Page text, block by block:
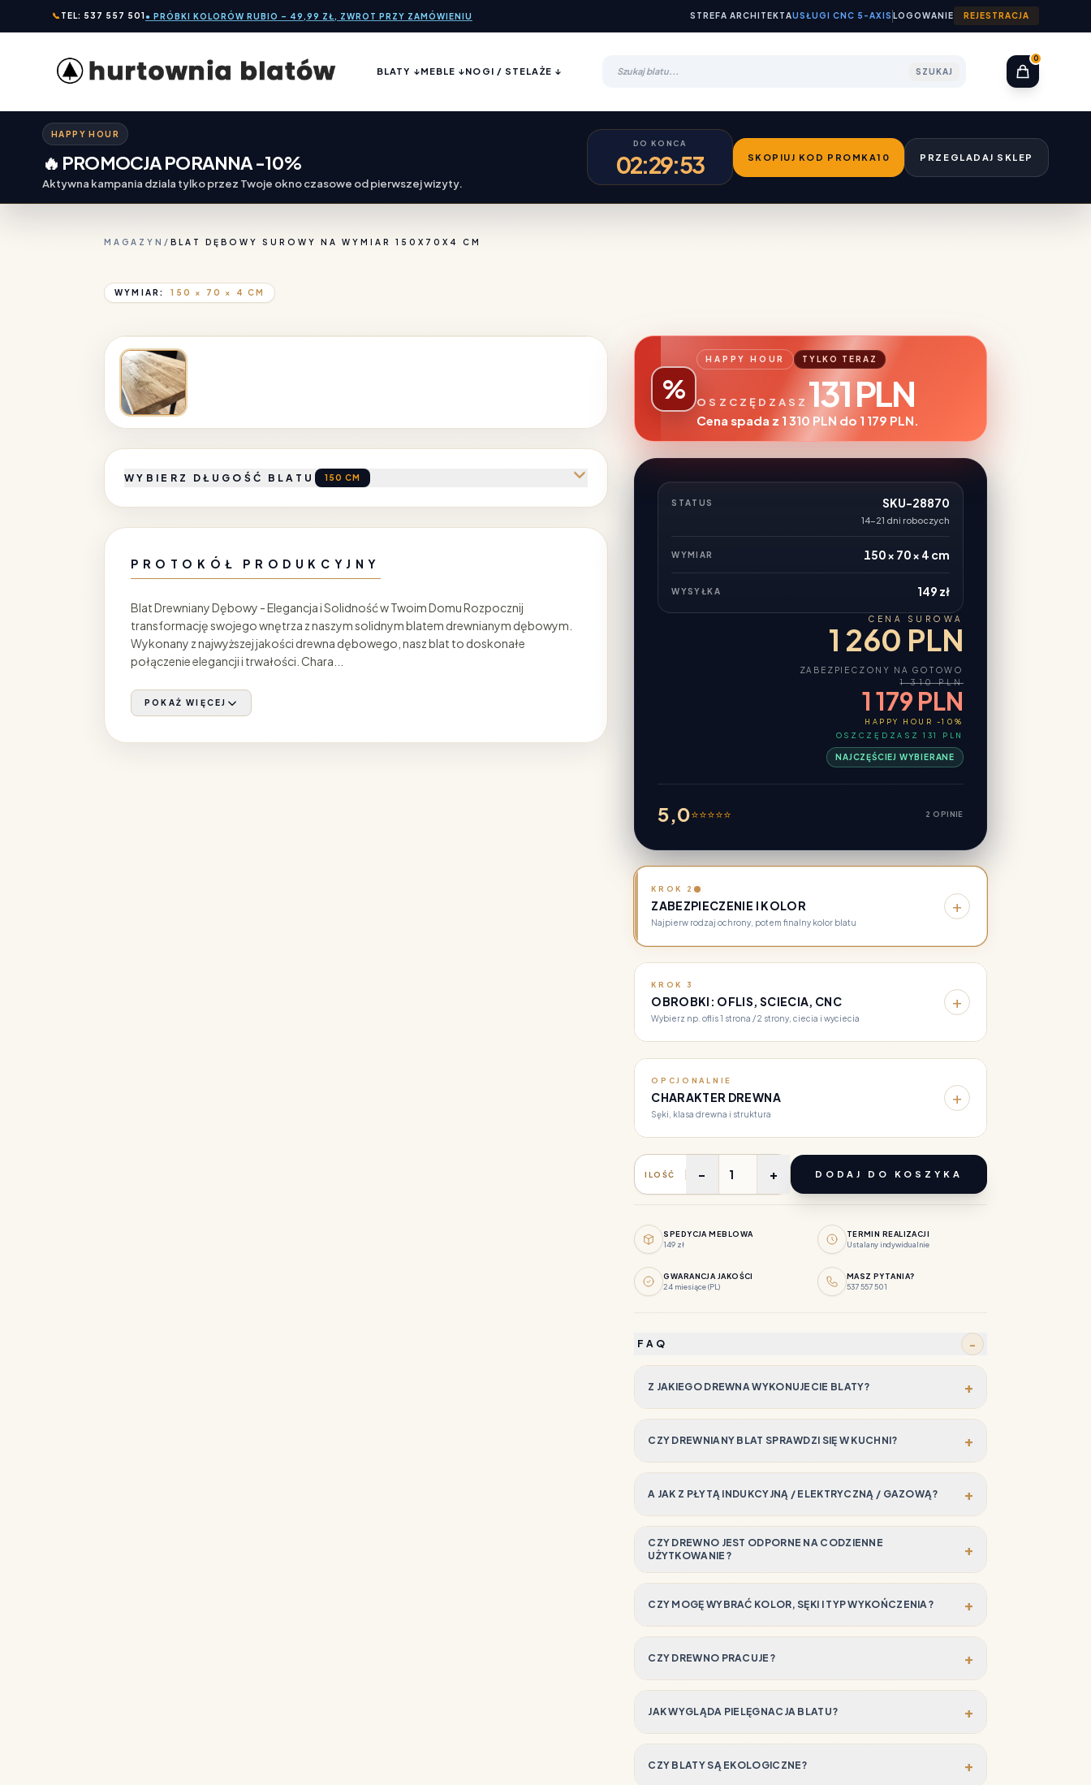
📞 TEL: 537 557 501 ● PRÓBKI KOLORÓW RUBIO – 49,99 ZŁ, ZWROT PRZY ZAMÓWIENIU STREFA ARCHITEKTAUSŁUGI CNC 5-AXIS LOGOWANIE REJESTRACJA
BLATY ↓MEBLE ↓NOGI / STELAŻE ↓ SZUKAJ
0
HAPPY HOUR
🔥 PROMOCJA PORANNA -10%
Aktywna kampania dziala tylko przez Twoje okno czasowe od pierwszej wizyty.
DO KONCA
02:29:52 SKOPIUJ KOD PROMKA10 PRZEGLADAJ SKLEP
MAGAZYN / BLAT DĘBOWY SUROWY NA WYMIAR 150X70X4 CM
WYMIAR:
150 × 70 × 4 CM
PRODUKT POLSKI
WYBIERZ DŁUGOŚĆ BLATU 150 CM
PROTOKÓŁ PRODUKCYJNY
Blat Drewniany Dębowy - Elegancja i Solidność w Twoim Domu Rozpocznij
transformację swojego wnętrza z naszym solidnym blatem drewnianym dębowym.
Wykonany z najwyższej jakości drewna dębowego, nasz blat to doskonałe
połączenie elegancji i trwałości. Chara...
POKAŻ WIĘCEJ
%
HAPPY HOUR TYLKO TERAZ
OSZCZĘDZASZ 131 PLN
Cena spada z 1 310 PLN do 1 179 PLN.
STATUS SKU-28870
14-21 dni roboczych
WYMIAR 150 × 70 × 4 cm
WYSYŁKA 149 zł
CENA SUROWA
1 260 PLN
ZABEZPIECZONY NA GOTOWO
1 310 PLN
1 179 PLN
HAPPY HOUR -10%
OSZCZĘDZASZ 131 PLN
NAJCZĘŚCIEJ WYBIERANE
5,0⭐⭐⭐⭐⭐ 2 OPINIE
KROK 2
ZABEZPIECZENIE I KOLOR
Najpierw rodzaj ochrony, potem finalny kolor blatu
+
KROK 3
OBROBKI: OFLIS, SCIECIA, CNC
Wybierz np. oflis 1 strona / 2 strony, ciecia i wyciecia
+
OPCJONALNIE
CHARAKTER DREWNA
Sęki, klasa drewna i struktura
+
ILOŚĆ - + DODAJ DO KOSZYKA
SPEDYCJA MEBLOWA
149 zł
TERMIN REALIZACJI
Ustalany indywidualnie
GWARANCJA JAKOŚCI
24 miesiące (PL)
MASZ PYTANIA?
537 557 501
FAQ −
Z JAKIEGO DREWNA WYKONUJECIE BLATY? +
CZY DREWNIANY BLAT SPRAWDZI SIĘ W KUCHNI? +
A JAK Z PŁYTĄ INDUKCYJNĄ / ELEKTRYCZNĄ / GAZOWĄ? +
CZY DREWNO JEST ODPORNE NA CODZIENNE
UŻYTKOWANIE?
+
CZY MOGĘ WYBRAĆ KOLOR, SĘKI I TYP WYKOŃCZENIA? +
CZY DREWNO PRACUJE? +
JAK WYGLĄDA PIELĘGNACJA BLATU? +
CZY BLATY SĄ EKOLOGICZNE? +